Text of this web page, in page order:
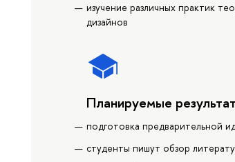
изучение различных практик
дизайнов
Планируемые
подготовка предварительной
студенты пишут обзор